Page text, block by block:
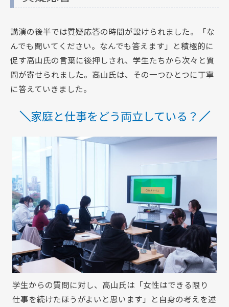
講演の後半では質疑応答の時間が設けられました。「な
んでも聞いてください。なんでも答えます」と積極的に
促す高山氏の言葉に後押しされ、学生たちから次々と質
問が寄せられました。高山氏は、その一つひとつに丁寧
に答えていきました。
家庭と仕事をどう両立している？
学生からの質問に対し、高山氏は「女性はできる限り
仕事を続けたほうがよいと思います」と自身の考えを述